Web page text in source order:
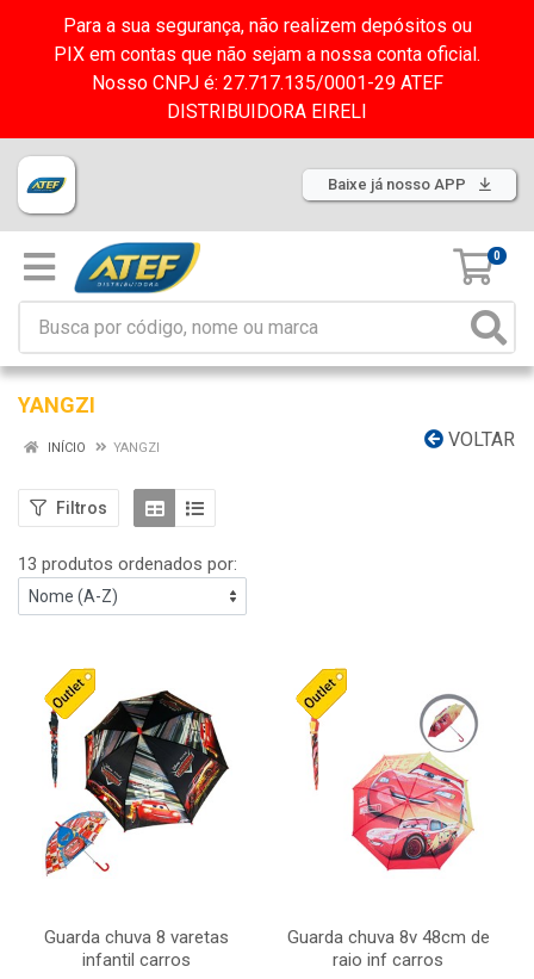
Para a sua segurança, não realizem depósitos ou
PIX em contas que não sejam a nossa conta oficial.
Nosso CNPJ é: 27.717.135/0001-29 ATEF
DISTRIBUIDORA EIRELI
Baixe já nosso APP
0
YANGZI
VOLTAR
INÍCIO YANGZI
Filtros
13 produtos ordenados por:
Guarda chuva 8 varetas
infantil carros
Guarda chuva 8v 48cm de
raio inf carros